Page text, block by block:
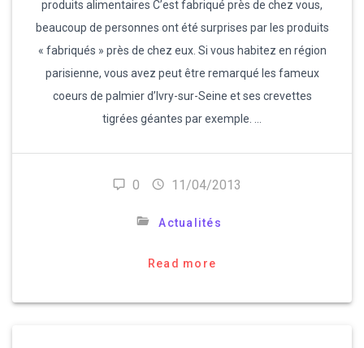
produits alimentaires C’est fabriqué près de chez vous,
beaucoup de personnes ont été surprises par les produits
« fabriqués » près de chez eux. Si vous habitez en région
parisienne, vous avez peut être remarqué les fameux
coeurs de palmier d’Ivry-sur-Seine et ses crevettes
tigrées géantes par exemple. …
0 11/04/2013
Actualités
Read more